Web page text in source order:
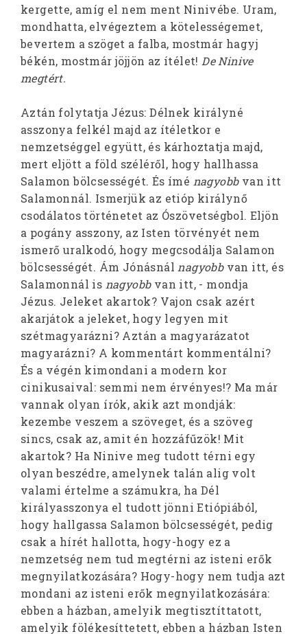
kergette, amíg el nem ment Ninivébe. Uram,
mondhatta, elvégeztem a kötelességemet,
bevertem a szöget a falba, mostmár hagyj
békén, mostmár jöjjön az ítélet! De Ninive
megtért.
Aztán folytatja Jézus: Délnek királyné
asszonya felkél majd az ítéletkor e
nemzetséggel együtt, és kárhoztatja majd,
mert eljött a föld széléről, hogy hallhassa
Salamon bölcsességét. És ímé nagyobb van itt
Salamonnál. Ismerjük az etióp királynő
csodálatos történetet az Ószövetségbol. Eljön
a pogány asszony, az Isten törvényét nem
ismerő uralkodó, hogy megcsodálja Salamon
bölcsességét. Ám Jónásnál nagyobb van itt, és
Salamonnál is nagyobb van itt, - mondja
Jézus. Jeleket akartok? Vajon csak azért
akarjátok a jeleket, hogy legyen mit
szétmagyarázni? Aztán a magyarázatot
magyarázni? A kommentárt kommentálni?
És a végén kimondani a modern kor
cinikusaival: semmi nem érvényes!? Ma már
vannak olyan írók, akik azt mondják:
kezembe veszem a szöveget, és a szöveg
sincs, csak az, amit én hozzáfűzök! Mit
akartok? Ha Ninive meg tudott térni egy
olyan beszédre, amelynek talán alig volt
valami értelme a számukra, ha Dél
királyasszonya el tudott jönni Etiópiából,
hogy hallgassa Salamon bölcsességét, pedig
csak a hírét hallotta, hogy-hogy ez a
nemzetség nem tud megtérni az isteni erők
megnyilatkozására? Hogy-hogy nem tudja azt
mondani az isteni erők megnyilatkozására:
ebben a házban, amelyik megtisztíttatott,
amelyik fölékesíttetett, ebben a házban Isten